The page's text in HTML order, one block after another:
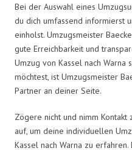
Bei der Auswahl eines
du dich umfassend informierst
einholst. Umzugsmeister
gute Erreichbarkeit und
Umzug von Kassel nach
möchtest, ist Umzugsmeister
Partner an deiner Seite.
Zögere nicht und nimm Kontakt
auf, um deine individuellen
Kassel nach Warna zu